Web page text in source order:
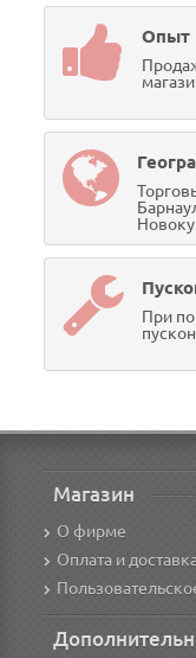
Опыт
При
Магазин
О фирме
Оплата и доставка